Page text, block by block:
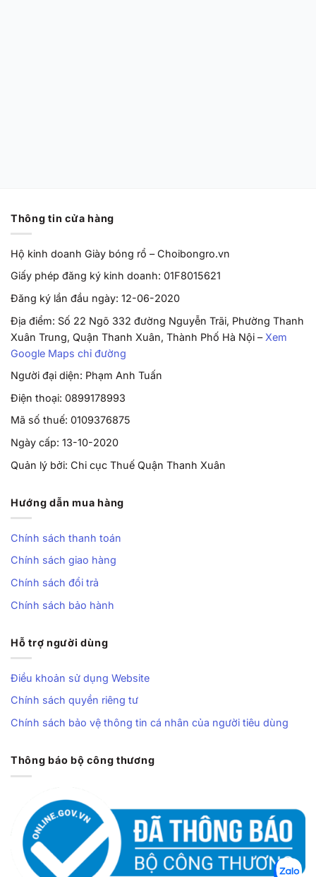
Thông tin cửa hàng
Hộ kinh doanh Giày bóng rổ – Choibongro.vn
Giấy phép đăng ký kinh doanh: 01F8015621
Đăng ký lần đầu ngày: 12-06-2020
Địa điểm: Số 22 Ngõ 332 đường Nguyễn Trãi, Phường Thanh
Xuân Trung, Quận Thanh Xuân, Thành Phố Hà Nội – Xem
Google Maps chỉ đường
Người đại diện: Phạm Anh Tuấn
Điện thoại: 0899178993
Mã số thuế: 0109376875
Ngày cấp: 13-10-2020
Quản lý bởi: Chi cục Thuế Quận Thanh Xuân
Hướng dẫn mua hàng
Chính sách thanh toán
Chính sách giao hàng
Chính sách đổi trả
Chính sách bảo hành
Hỗ trợ người dùng
Điều khoản sử dụng Website
Chính sách quyền riêng tư
Chính sách bảo vệ thông tin cá nhân của người tiêu dùng
Thông báo bộ công thương